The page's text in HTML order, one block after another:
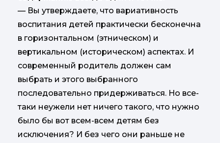
— Вы утверждаете, что вариативность
воспитания детей практически бесконечна
в горизонтальном (этническом) и
вертикальном (историческом) аспектах. И
современный родитель должен сам
выбрать и этого выбранного
последовательно придерживаться. Но все-
таки неужели нет ничего такого, что нужно
было бы вот всем-всем детям без
исключения? И без чего они раньше не